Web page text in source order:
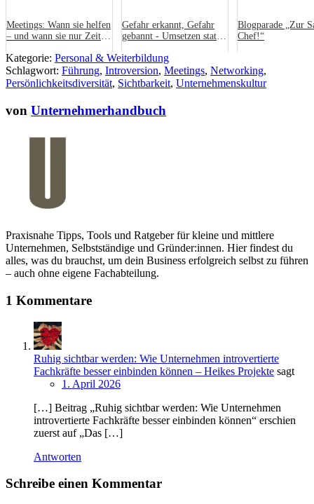
Meetings: Wann sie helfen
– und wann sie nur Zeit
Gefahr erkannt, Gefahr
gebannt - Umsetzen statt
Blogparade „Zur
Chef!“
Kategorie: Personal & Weiterbildung
Schlagwort: Führung, Introversion, Meetings, Networking,
Persönlichkeitsdiversität, Sichtbarkeit, Unternehmenskultur
von Unternehmerhandbuch
Praxisnahe Tipps, Tools und Ratgeber für kleine und mittlere
Unternehmen, Selbstständige und Gründer:innen. Hier findest du
alles, was du brauchst, um dein Business erfolgreich selbst zu führen
– auch ohne eigene Fachabteilung.
1 Kommentare
Ruhig sichtbar werden: Wie Unternehmen introvertierte
Fachkräfte besser einbinden können – Heikes Projekte sagt
1. April 2026
[…] Beitrag „Ruhig sichtbar werden: Wie Unternehmen
introvertierte Fachkräfte besser einbinden können“ erschien
zuerst auf „Das […]
Antworten
Schreibe einen Kommentar